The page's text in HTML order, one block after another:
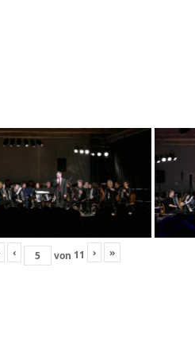
‹ von 11 › »